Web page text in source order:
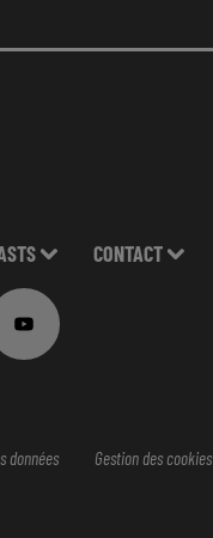
CONTACT
données Gestion des cookies